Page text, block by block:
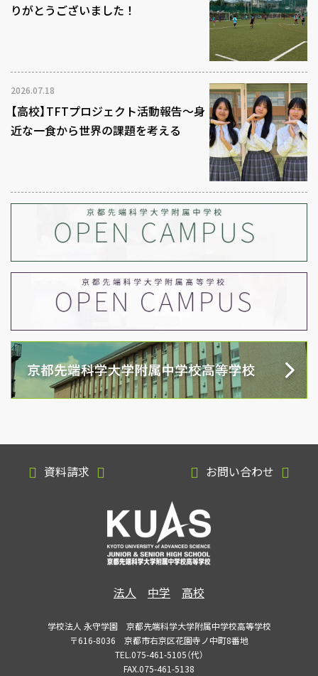
りがとうございました！
2026.07.18
【高校】TFTプロジェクト活動報告～身
近な一食から世界の課題を考える
資料請求 お問い合わせ
法人 中学 高校
学校法人 永守学園 京都先端科学大学附属中学校高等学校
〒616-8036 京都市右京区花園寺ノ中町8番地
TEL.075-461-5105（代）
FAX.075-461-5138